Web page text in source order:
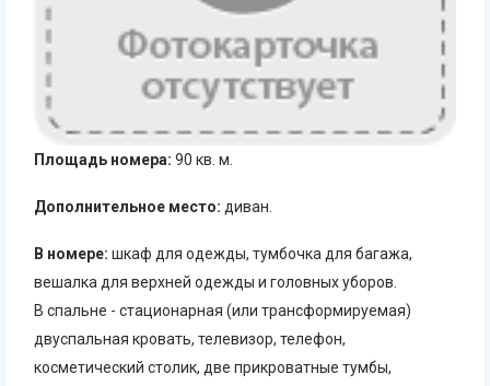
Площадь номера: 90 кв. м.
Дополнительное место: диван.
В номере: шкаф для одежды, тумбочка для багажа,
вешалка для верхней одежды и головных уборов.
В спальне - стационарная (или трансформируемая)
двуспальная кровать, телевизор, телефон,
косметический столик, две прикроватные тумбы,